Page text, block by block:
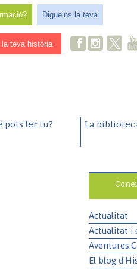
Digue’ns la teva
la teva història
pots fer tu? La
Actualitat
Actualitat i
El blog